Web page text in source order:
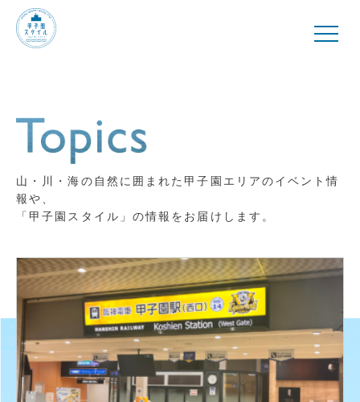
山・川・海の自然に囲まれた甲子園エリアのイベント情
報や、
「甲子園スタイル」の情報をお届けします。